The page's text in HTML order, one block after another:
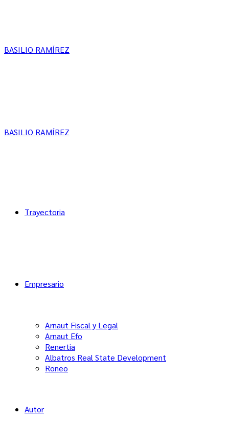
BASILIO RAMÍREZ
BASILIO RAMÍREZ
Trayectoria
Empresario
Arnaut Fiscal y Legal
Arnaut Efo
Renertia
Albatros Real State Development
Roneo
Autor